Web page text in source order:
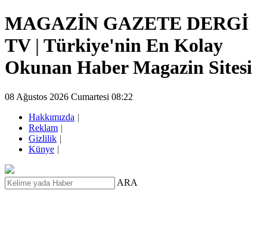
MAGAZİN GAZETE DERGİ
TV | Türkiye'nin En Kolay
Okunan Haber Magazin Sitesi
08 Ağustos 2026 Cumartesi 08:22
Hakkımızda |
Reklam |
Gizlilik |
Künye |
ARA